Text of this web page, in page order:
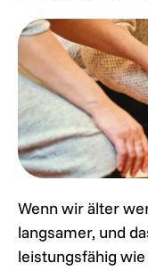
Wenn wir älter
langsamer, und
leistungsfähig